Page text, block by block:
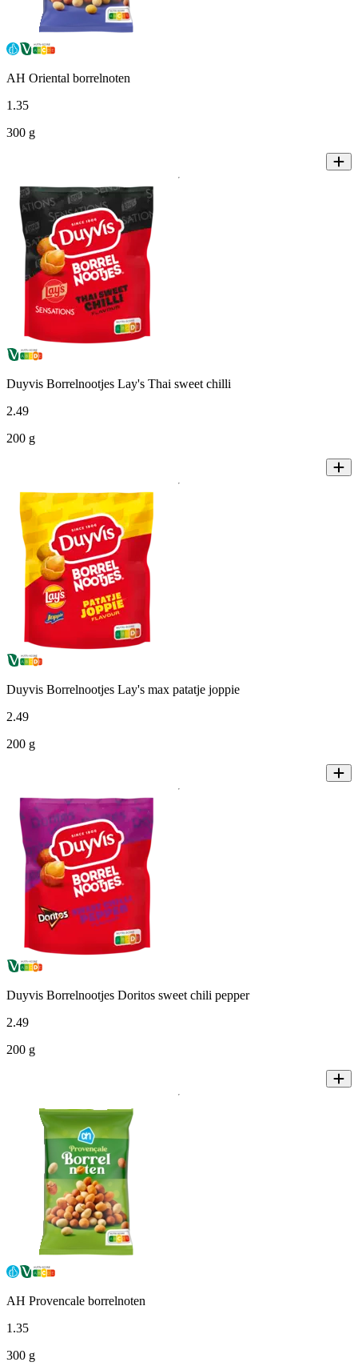
AH Oriental borrelnoten
1 .35
300 g
Duyvis Borrelnootjes Lay's Thai sweet chilli
2.49
200 g
Duyvis Borrelnootjes Lay's max patatje joppie
2.49
200 g
Duyvis Borrelnootjes Doritos sweet chili pepper
2.49
200 g
AH Provencale borrelnoten
1 .35
300 g